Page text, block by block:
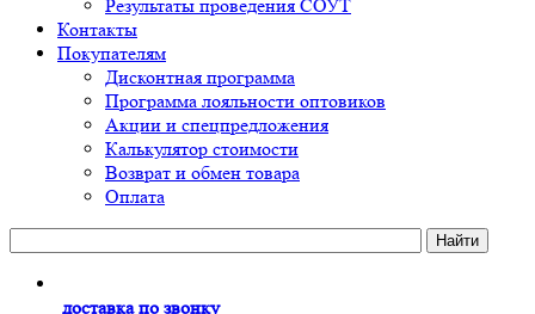
Результаты проведения СОУТ
Контакты
Покупателям
Дисконтная программа
Программа лояльности оптовиков
Акции и спецпредложения
Калькулятор стоимости
Возврат и обмен товара
Оплата
доставка по звонку